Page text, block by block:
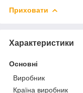
Приховати
Характеристики
Основні
Виробник
Країна виробник